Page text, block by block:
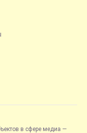
в сфере медиа —